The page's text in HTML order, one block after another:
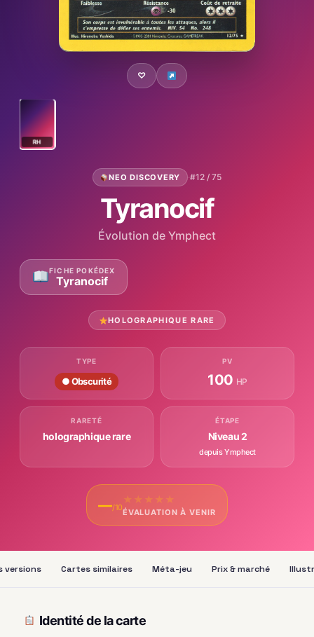
♡
RH
NEO DISCOVERY ·#12 / 75
Tyranocif
Évolution de Ymphect
FICHE POKÉDEX
Tyranocif
HOLOGRAPHIQUE RARE
TYPE
● Obscurité
PV
100 HP
RARETÉ
holographique rare
ÉTAPE
Niveau 2
depuis Ymphect
—/10
★ ★ ★ ★ ★
ÉVALUATION À VENIR
versions Cartes similaires Méta-jeu Prix & marché
Identité de la carte